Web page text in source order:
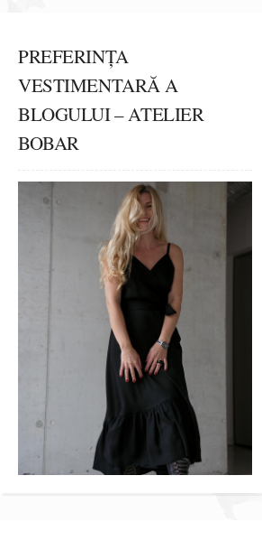
PREFERINȚA
VESTIMENTARĂ A
BLOGULUI – ATELIER
BOBAR